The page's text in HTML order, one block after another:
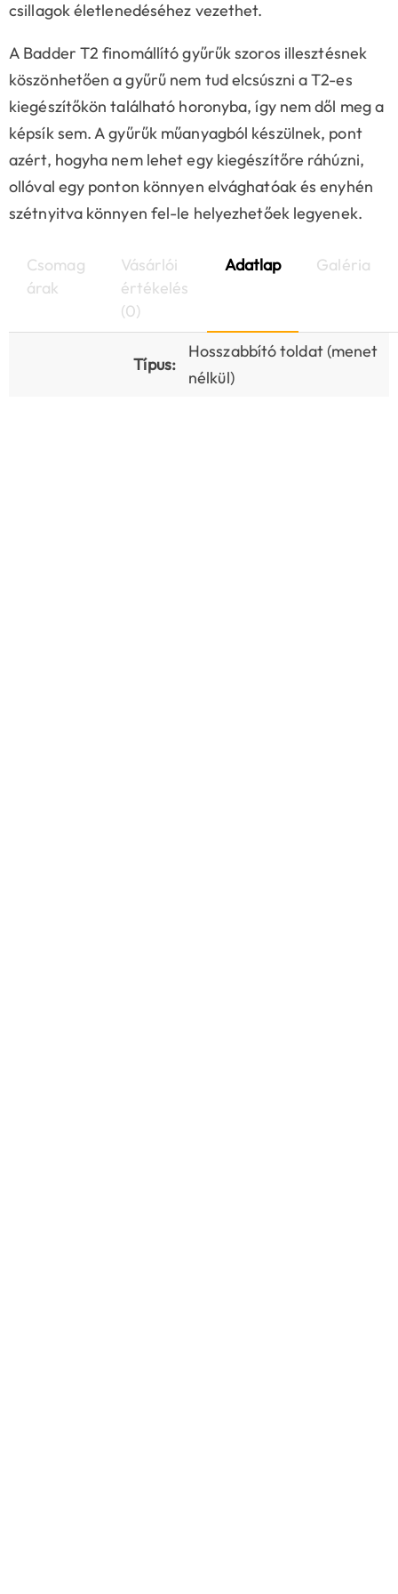
csillagok életlenedéséhez vezethet.
A Badder T2 finomállító gyűrűk szoros illesztésnek
köszönhetően a gyűrű nem tud elcsúszni a T2-es
kiegészítőkön található horonyba, így nem dől meg a
képsík sem. A gyűrűk műanyagból készülnek, pont
azért, hogyha nem lehet egy kiegészítőre ráhúzni,
ollóval egy ponton könnyen elvághatóak és enyhén
szétnyitva könnyen fel-le helyezhetőek legyenek.
Csomag
árak
Vásárlói
értékelés
(0)
Adatlap Galéria
Típus:
Hosszabbító toldat (menet
nélkül)